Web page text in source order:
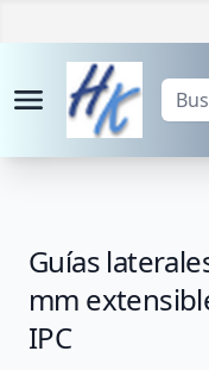
Guías
mm
IPC